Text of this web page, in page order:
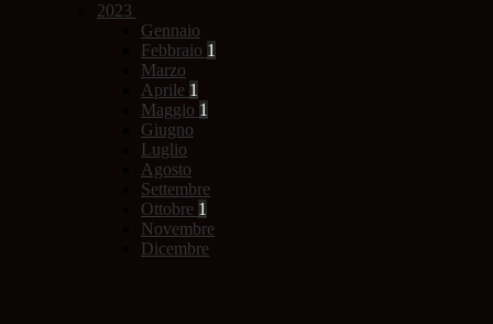
2023
Gennaio
Febbraio 1
Marzo
Aprile 1
Maggio 1
Giugno
Luglio
Agosto
Settembre
Ottobre 1
Novembre
Dicembre